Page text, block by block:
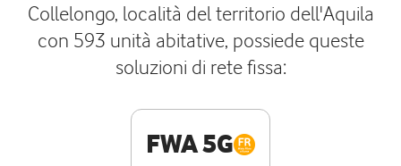
Collelongo, località del territorio dell'Aquila
con 593 unità abitative, possiede queste
soluzioni di rete fissa:
FWA 5G